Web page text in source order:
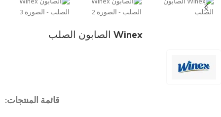
Winex الصابون الصلب
قائمة المنتجات: